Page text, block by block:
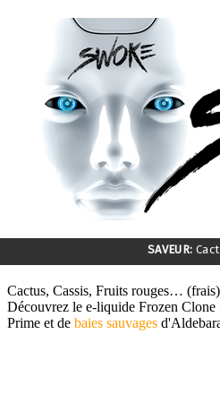
SAVEUR:
Cactus, Cassis, Fruits rouges… (frais)
Découvrez le e-liquide Frozen
Prime et de baies sauvages